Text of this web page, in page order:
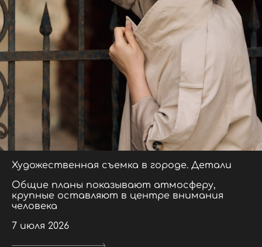
Художественная съемка в городе. Детали
Общие планы показывают атмосферу,
крупные оставляют в центре внимания
человека
7 июля 2026